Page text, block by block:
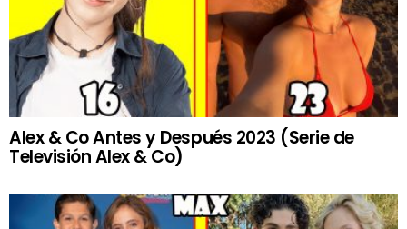
Alex & Co Antes y Después 2023 (Serie de
Televisión Alex & Co)